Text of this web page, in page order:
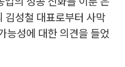
김성철 대표로부터 사막
능성에 대한 의견을 들었